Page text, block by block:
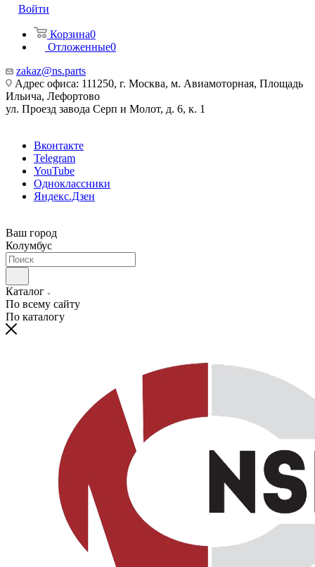
Войти
Корзина0
Отложенные0
zakaz@ns.parts
Адрес офиса: 111250, г. Москва, м. Авиамоторная, Площадь
Ильича, Лефортово
ул. Проезд завода Серп и Молот, д. 6, к. 1
Вконтакте
Telegram
YouTube
Одноклассники
Яндекс.Дзен
Ваш город
Колумбус
Каталог
По всему сайту
По каталогу